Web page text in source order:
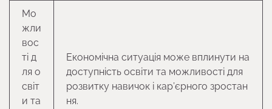
Мо
жли
вос
ті д
ля о
світ
и та
Економічна ситуація може вплинути на
доступність освіти та можливості для
розвитку навичок і кар’єрного зростан
ня.